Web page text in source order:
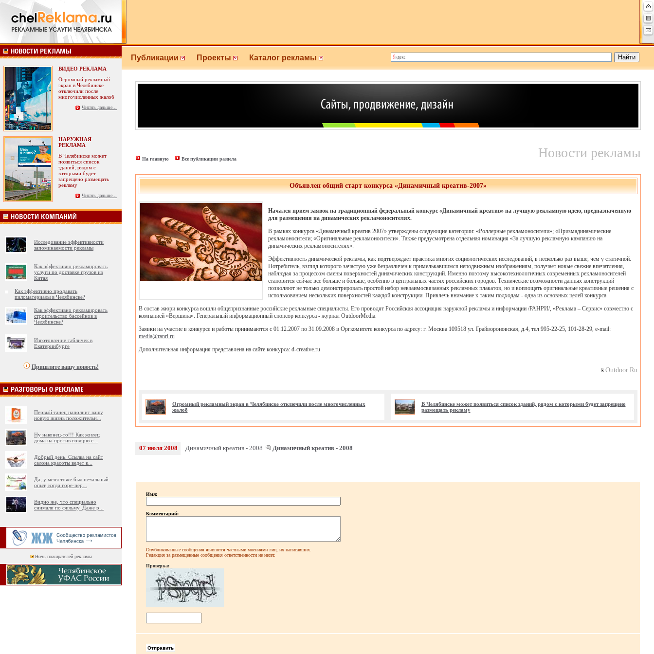
ВИДЕО РЕКЛАМА
Огромный рекламный
экран в Челябинске
отключили после
многочисленных жалоб
Читать дальше...
НАРУЖНАЯ
РЕКЛАМА
В Челябинске может
появиться список
зданий, рядом с
которыми будет
запрещено размещать
рекламу
Читать дальше...
Исследование эффективности
запоминаемости рекламы
Как эффективно рекламировать
услуги по доставке грузов из
Китая
Как эффективно продавать
пиломатериалы в Челябинске?
Как эффективно рекламировать
строительство бассейнов в
Челябинске?
Изготовление табличек в
Екатеринбурге
Пришлите вашу новость!
Первый танец наполнит вашу
новую жизнь положительн
Ну наконец-то!!! Как жилец
дома на против говорю с
Добрый день. Ссылка на сайт
салона красоты ведет к
Да, у меня тоже был печальный
опыт, когда горе-пер
Видно же, что специально
снимали по фильму. Даже р
Ночь пожирателей рекламы
Публикации Проекты Каталог рекламы
На главную Все публикации раздела Новости рекламы
Объявлен общий старт конкурса «Динамичный креатив-2007»
Начался прием заявок на традиционный федеральный конкурс «Динамичный креатив» на лучшую рекламную идею, предназначенную
для размещения на динамических рекламоносителях.
В рамках конкурса «Динамичный креатив 2007» утверждены следующие категории: «Роллерные рекламоносители»; «Призмадинамические
рекламоносители; «Оригинальные рекламоносители». Также предусмотрена отдельная номинация «За лучшую рекламную кампанию на
динамических рекламоносителях».
Эффективность динамической рекламы, как подтверждает практика многих социологических исследований, в несколько раз выше, чем у статичной.
Потребитель, взгляд которого зачастую уже безразличен к примелькавшимся неподвижным изображениям, получает новые свежие впечатления,
наблюдая за процессом смены поверхностей динамических конструкций. Именно поэтому высокотехнологичных современных рекламоносителей
становится сейчас все больше и больше, особенно в центральных частях российских городов. Технические возможности данных конструкций
позволяют не только демонстрировать простой набор невзаимосвязанных рекламных плакатов, но и воплощать оригинальные креативные решения с
использованием нескольких поверхностей каждой конструкции. Привлечь внимание к таким подходам - одна из основных целей конкурса.
В состав жюри конкурса вошли общепризнанные российские рекламные специалисты. Его проводят Российская ассоциация наружной рекламы и информации /РАНРИ/, «Реклама – Сервис» совместно с
компанией «Вершина». Генеральный информационный спонсор конкурса - журнал OutdoorMedia.
Заявки на участие в конкурсе и работы принимаются с 01.12.2007 по 31.09.2008 в Оргкомитете конкурса по адресу: г. Москва 109518 ул. Грайвороновская, д.4, тел 995-22-25, 101-28-29, e-mail:
media@ranri.ru
Дополнительная информация представлена на сайте конкурса: d-creative.ru
Outdoor.Ru
Огромный рекламный экран в Челябинске отключили после многочисленных
жалоб
В Челябинске может появиться список зданий, рядом с которыми будет запрещено
размещать рекламу
07 июля 2008 Динамичный креатив - 2008 Динамичный креатив - 2008
Имя:
Комментарий:
Опубликованные сообщения являются частными мнениями лиц, их написавших.
Редакция за размещенные сообщения ответственности не несет.
Проверка: